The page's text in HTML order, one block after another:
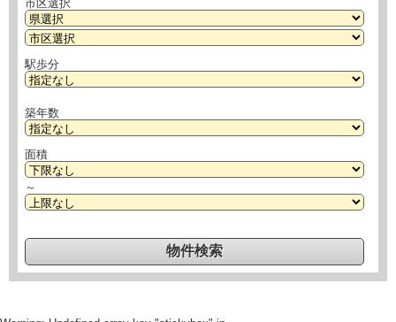
市区選択
駅歩分
築年数
面積
～